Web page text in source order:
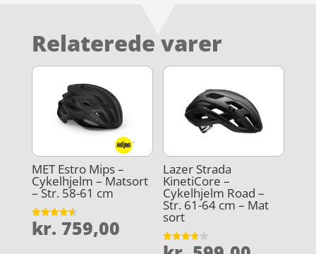
Relaterede varer
MET Estro Mips –
Cykelhjelm – Matsort
– Str. 58-61 cm
Vurderet
4.6
kr. 759,00
Lazer Strada
KinetiCore –
Cykelhjelm Road –
Str. 61-64 cm – Mat
sort
Vurderet